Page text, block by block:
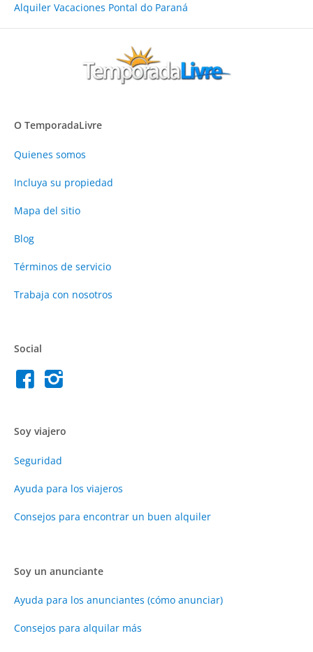
Alquiler Vacaciones Pontal do Paraná
O TemporadaLivre
Quienes somos
Incluya su propiedad
Mapa del sitio
Blog
Términos de servicio
Trabaja con nosotros
Social
Soy viajero
Seguridad
Ayuda para los viajeros
Consejos para encontrar un buen alquiler
Soy un anunciante
Ayuda para los anunciantes (cómo anunciar)
Consejos para alquilar más